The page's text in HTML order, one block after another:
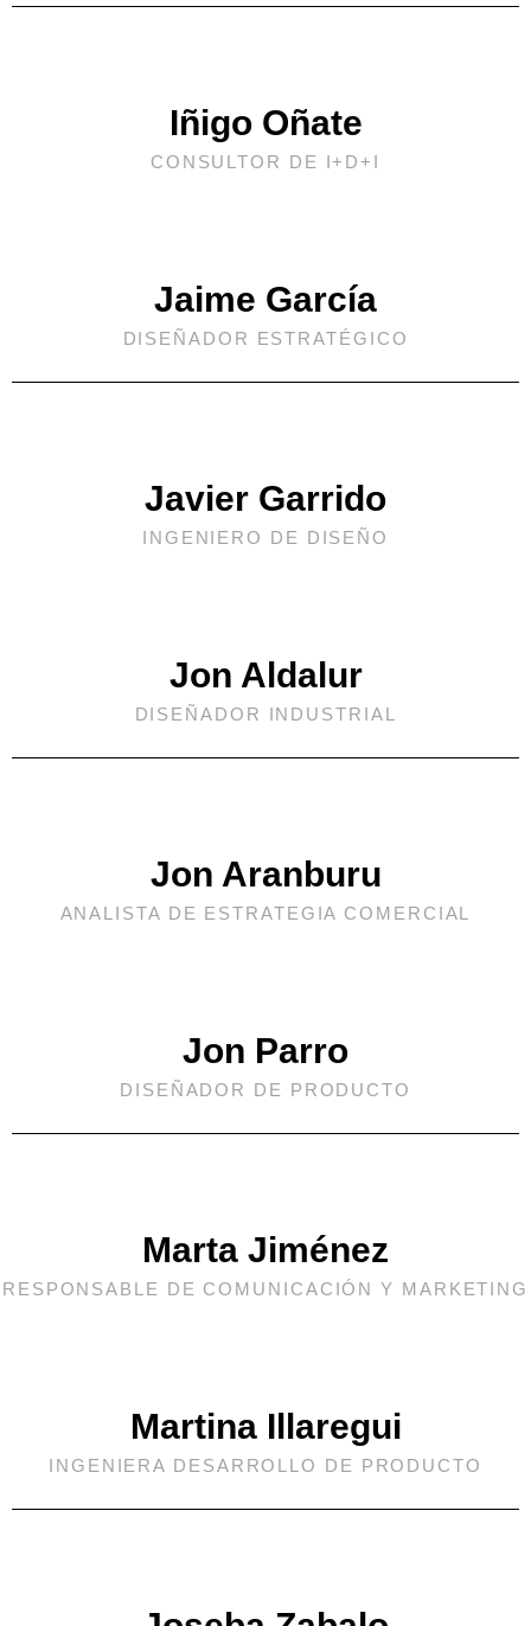
Iñigo Oñate
CONSULTOR DE I+D+I
Jaime García
DISEÑADOR ESTRATÉGICO
Javier Garrido
INGENIERO DE DISEÑO
Jon Aldalur
DISEÑADOR INDUSTRIAL
Jon Aranburu
ANALISTA DE ESTRATEGIA COMERCIAL
Jon Parro
DISEÑADOR DE PRODUCTO
Marta Jiménez
RESPONSABLE DE COMUNICACIÓN Y MARKETING
Martina Illaregui
INGENIERA DESARROLLO DE PRODUCTO